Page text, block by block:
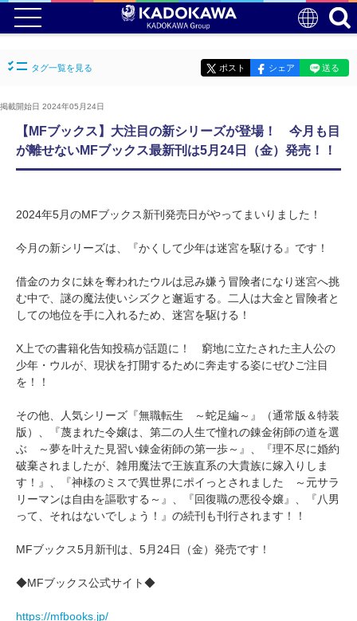
タグ一覧を見る ポスト シェア 送る
掲載開始日 2024年05月24日
【MFブックス】大注目の新シリーズが登場！ 今月も目
が離せないMFブックス最新刊は5月24日（金）発売！！
2024年5月のMFブックス新刊発売日がやってまいりました！
今月の新シリーズは、『かくして少年は迷宮を駆ける』です！
借金のカタに妹を奪われたウルは忌み嫌う冒険者になり迷宮へ挑
む中で、謎の魔法使いシズクと邂逅する。二人は大金と冒険者と
しての地位を手に入れるため、迷宮を駆ける！
X上での書籍化告知投稿が話題に！ 窮地に立たされた主人公の
少年・ウルが、現状を打開するために奔走する姿にぜひご注目
を！！
その他、人気シリーズ『無職転生 ～蛇足編～』（通常版＆特装
版）、『蔑まれた令嬢は、第二の人生で憧れの錬金術師の道を選
ぶ ～夢を叶えた見習い錬金術師の第一歩～』、『理不尽に婚約
破棄されましたが、雑用魔法で王族直系の大貴族に嫁入りしま
す！』、『神様のミスで異世界にポイっとされました ～元サラ
リーマンは自由を謳歌する～』、『回復職の悪役令嬢』、『八男
って、それはないでしょう！』の続刊も刊行されます！！
MFブックス5月新刊は、5月24日（金）発売です！
◆MFブックス公式サイト◆
https://mfbooks.jp/